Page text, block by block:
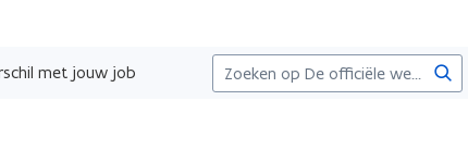
met jouw job